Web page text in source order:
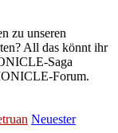
zu unseren
All das könnt ihr
Saga
Forum.
Neuester